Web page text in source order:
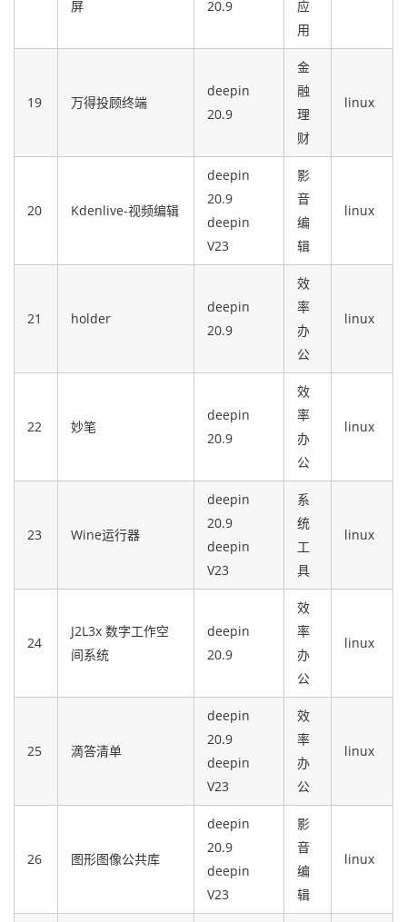
屏 20.9
应
用
19 万得投顾终端
deepin
20.9
金
融
理
财
linux
20 Kdenlive-视频编辑
deepin
20.9
deepin
V23
影
音
编
辑
linux
21 holder
deepin
20.9
效
率
办
公
linux
22 妙笔
deepin
20.9
效
率
办
公
linux
23 Wine运行器
deepin
20.9
deepin
V23
系
统
工
具
linux
24
J2L3x 数字工作空
间系统
deepin
20.9
效
率
办
公
linux
25 滴答清单
deepin
20.9
deepin
V23
效
率
办
公
linux
26 图形图像公共库
deepin
20.9
deepin
V23
影
音
编
辑
linux